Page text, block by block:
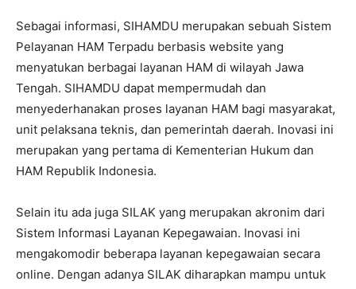
Sebagai informasi, SIHAMDU merupakan sebuah Sistem
Pelayanan HAM Terpadu berbasis website yang
menyatukan berbagai layanan HAM di wilayah Jawa
Tengah. SIHAMDU dapat mempermudah dan
menyederhanakan proses layanan HAM bagi masyarakat,
unit pelaksana teknis, dan pemerintah daerah. Inovasi ini
merupakan yang pertama di Kementerian Hukum dan
HAM Republik Indonesia.
Selain itu ada juga SILAK yang merupakan akronim dari
Sistem Informasi Layanan Kepegawaian. Inovasi ini
mengakomodir beberapa layanan kepegawaian secara
online. Dengan adanya SILAK diharapkan mampu untuk